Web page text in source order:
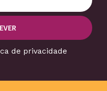
de privacidade